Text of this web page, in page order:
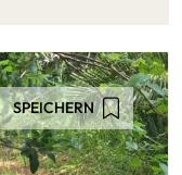
SPEICHERN